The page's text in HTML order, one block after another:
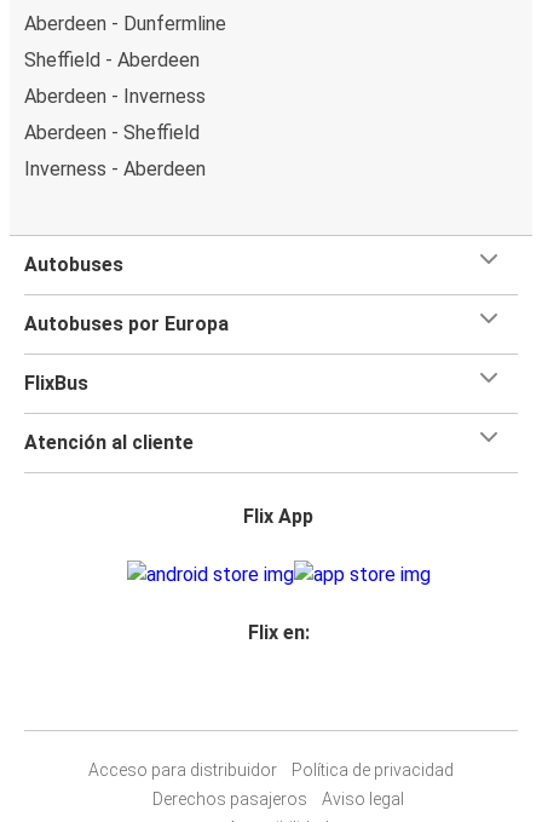
Aberdeen - Dunfermline
Sheffield - Aberdeen
Aberdeen - Inverness
Aberdeen - Sheffield
Inverness - Aberdeen
Autobuses
Autobuses por Europa
FlixBus
Atención al cliente
Flix App
Flix en:
Acceso para distribuidor
Política de privacidad
Derechos pasajeros
Aviso legal